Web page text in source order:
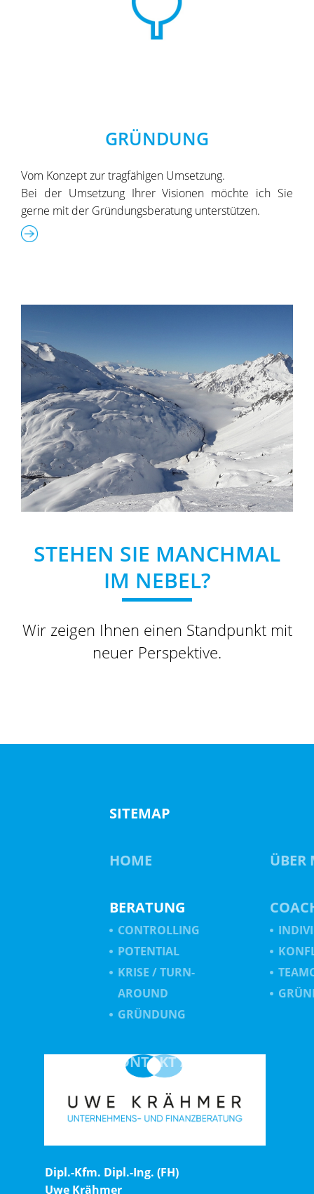
GRÜNDUNG
Vom Konzept zur tragfähigen Umsetzung.
Bei der Umsetzung Ihrer Visionen möchte ich Sie
gerne mit der Gründungsberatung unterstützen.
STEHEN SIE MANCHMAL
IM NEBEL?
Wir zeigen Ihnen einen Standpunkt mit
neuer Perspektive.
SITEMAP
HOME ÜBER
BERATUNG
CONTROLLING
POTENTIAL
KRISE / TURN-
AROUND
GRÜNDUNG
KONTAKT /
Dipl.-Kfm. Dipl.-Ing. (FH)
Uwe Krähmer